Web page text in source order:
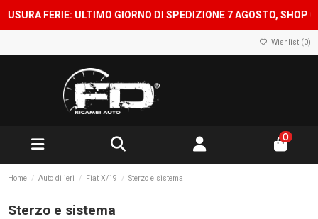
FERIE: ULTIMO GIORNO DI SPEDIZIONE 7 AGOSTO, SHOP
Wishlist (0)
0
Home Auto di ieri Fiat X/19 Sterzo e sistema
Sterzo e sistema